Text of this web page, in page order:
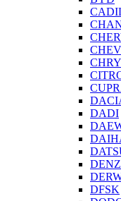
DADI
DFSK